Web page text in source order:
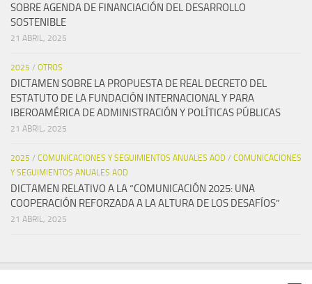
SOBRE AGENDA DE FINANCIACIÓN DEL DESARROLLO
SOSTENIBLE
21 ABRIL, 2025
2025 / OTROS
DICTAMEN SOBRE LA PROPUESTA DE REAL DECRETO DEL
ESTATUTO DE LA FUNDACIÓN INTERNACIONAL Y PARA
IBEROAMÉRICA DE ADMINISTRACIÓN Y POLÍTICAS PÚBLICAS
21 ABRIL, 2025
2025 / COMUNICACIONES Y SEGUIMIENTOS ANUALES AOD / COMUNICACIONES
Y SEGUIMIENTOS ANUALES AOD
DICTAMEN RELATIVO A LA “COMUNICACIÓN 2025: UNA
COOPERACIÓN REFORZADA A LA ALTURA DE LOS DESAFÍOS”
21 ABRIL, 2025